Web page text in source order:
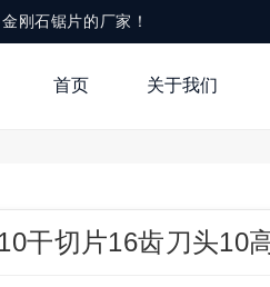
刚石锯片的厂家！
首页 关于我们
干切片16齿刀头10